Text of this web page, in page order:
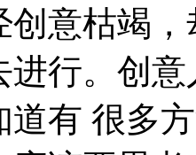
创意枯竭
进行。创
道有 很多